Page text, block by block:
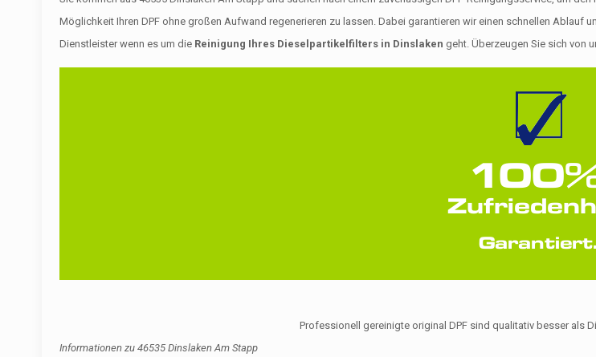
Möglichkeit Ihren DPF ohne großen Aufwand regenerieren zu lassen. Dabei garantieren wir einen schnellen Ablauf
Dienstleister wenn es um die Reinigung Ihres Dieselpartikelfilters in Dinslaken geht. Überzeugen Sie sich von
Professionell gereinigte original DPF sind qualitativ besser als
Informationen zu46535 Dinslaken Am Stapp